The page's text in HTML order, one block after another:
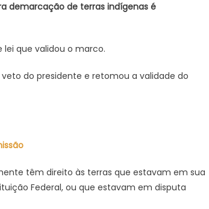
demarcação de terras indígenas é
lei que validou o marco.
do presidente e retomou a validade do
têm direito às terras que estavam em sua
Federal, ou que estavam em disputa